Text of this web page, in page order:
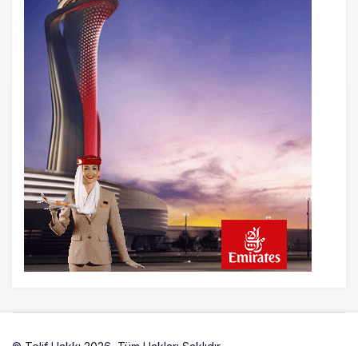
19 saat önce
AJet Uçuşlarıyla Rus Turist İçin Yeni
Türkiye Rotası
20 saat önce
Airbus Temmuz bilançosunu açıkladı:
204 yeni sipariş
21 saat önce
İstanbul uçağına polis köpeklerle girdi: 3
yolcu indirildi
21 saat önce